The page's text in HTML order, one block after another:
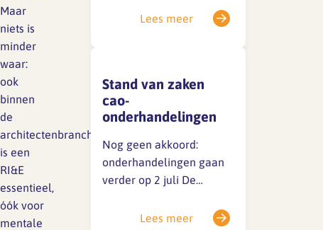
Maar
niets is
minder
waar:
ook
binnen
de
architectenbranche
is een
RI&E
essentieel,
óók voor
mentale
opgenomen: Dit is onjuist,
grond van de huidige
cao.Excuus voor
eventuele verwarring.
Lees meer
Stand van zaken
cao-
onderhandelingen
Nog geen akkoord:
onderhandelingen gaan
verder op 2 juli De
2026. Achter de
Lees meer